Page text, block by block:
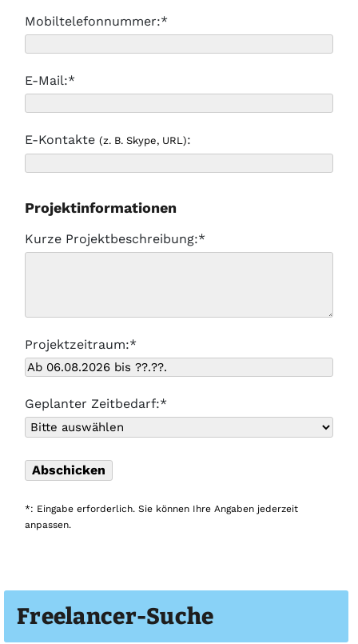
Freelancer-Suche
Mobiltelefonnummer:*
E-Mail:*
E-Kontakte (z. B. Skype, URL):
Projektinformationen
Kurze Projektbeschreibung:*
Projektzeitraum:*
Geplanter Zeitbedarf:*
*: Eingabe erforderlich. Sie können Ihre Angaben jederzeit
anpassen.